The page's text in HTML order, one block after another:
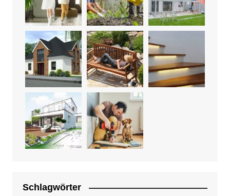
Schlagwörter